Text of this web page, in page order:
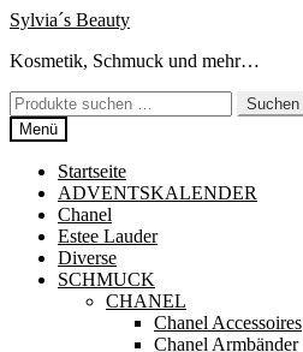
Zur
springen
Zum
springen
Sylvia´s Beauty
Kosmetik, Schmuck und mehr…
Suchen
nach:
Suchen
Menü
Startseite
ADVENTSKALENDER
Chanel
Estee Lauder
Diverse
SCHMUCK
CHANEL
Chanel Accessoires
Chanel Armbänder